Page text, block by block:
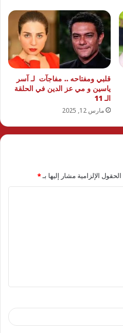
قلبي ومفتاحه .. مفاجآت لـ آسر
ياسين و مي عز الدين في الحلقة
الـ 11
مارس 12, 2025
الحقول الإلزامية مشار إليها بـ*